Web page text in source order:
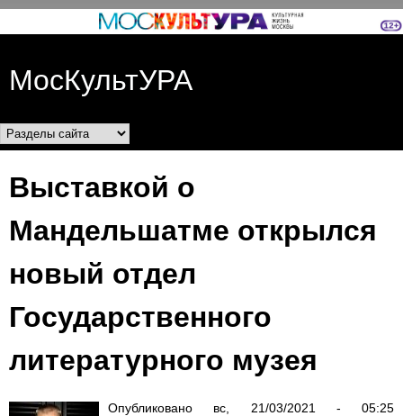
Перейти к основному
МосКультУРА
Разделы сайта
Выставкой о
Мандельшатме открылся
новый отдел
Государственного
литературного музея
Опубликовано вс, 21/03/2021 - 05:25